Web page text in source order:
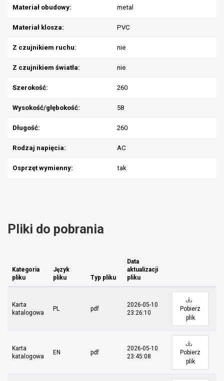
Materiał obudowy: metal
Materiał klosza: PVC
Z czujnikiem ruchu: nie
Z czujnikiem światła: nie
Szerokość: 260
Wysokość/głębokość: 58
Długość: 260
Rodzaj napięcia: AC
Osprzęt wymienny: tak
Pliki do pobrania
Kategoria
pliku
Język
pliku
Typ pliku
Data
aktualizacji
pliku
Karta
katalogowa
PL pdf
2026-05-10
23:26:10
Pobierz
plik
Karta
katalogowa
EN pdf
2026-05-10
23:45:08
Pobierz
plik